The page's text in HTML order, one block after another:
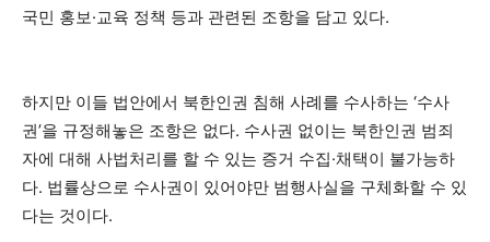
국민 홍보·교육 정책 등과 관련된 조항을 담고 있다.
하지만 이들 법안에서 북한인권 침해 사례를 수사하는 ‘수사
권’을 규정해놓은 조항은 없다. 수사권 없이는 북한인권 범죄
자에 대해 사법처리를 할 수 있는 증거 수집·채택이 불가능하
다. 법률상으로 수사권이 있어야만 범행사실을 구체화할 수 있
다는 것이다.